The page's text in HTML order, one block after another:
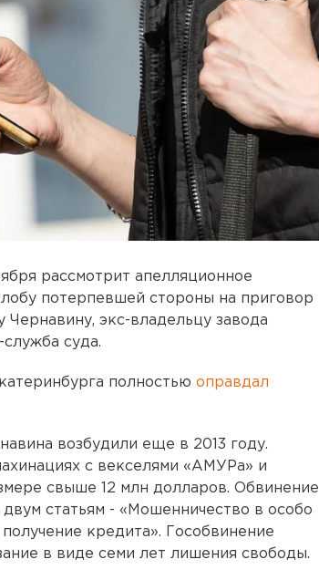
рассмотрит апелляционное
потерпевшей стороны на приговор
экс-владельцу завода
суда.
полностью оправдал
возбудили еще в 2013 году.
с векселями «АМУРа» и
свыше 12 млн долларов. Обвинение
статьям - «Мошенничество в особо
кредита». Гособвинение
в виде семи лет лишения свободы.